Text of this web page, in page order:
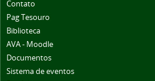
Pag Tesouro
Biblioteca
AVA - Moodle
Documentos
Sistema de eventos
Periódicos